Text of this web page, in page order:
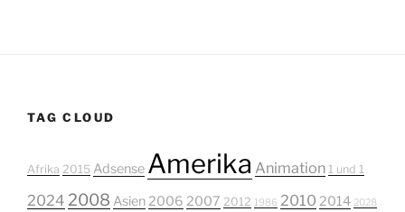
TAG CLOUD
Afrika 2015 Adsense Amerika Animation 1 und 1
2024 2008 Asien2006 2007 2012 1986 2010 2014 2028